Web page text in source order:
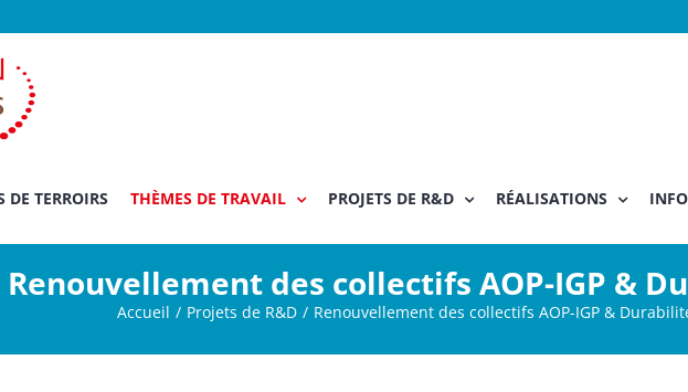
DE TERROIRS THÈMES DE TRAVAIL PROJETS DE R&D RÉALISATIONS
Renouvellement des collectifs AOP-IGP &
Accueil Projets de R&D Renouvellement des collectifs AOP-IGP &